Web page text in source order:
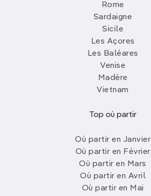
Rome
Sardaigne
Sicile
Les Açores
Les Baléares
Venise
Madère
Vietnam
Top où partir
Où partir en Janvier
Où partir en Février
Où partir en Mars
Où partir en Avril
Où partir en Mai